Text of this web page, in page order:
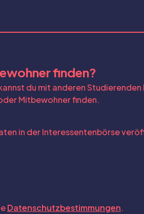
finden?
du mit anderen
Mitbewohner finden.
in der Interessentenbörse
Datenschutzbestimmungen.